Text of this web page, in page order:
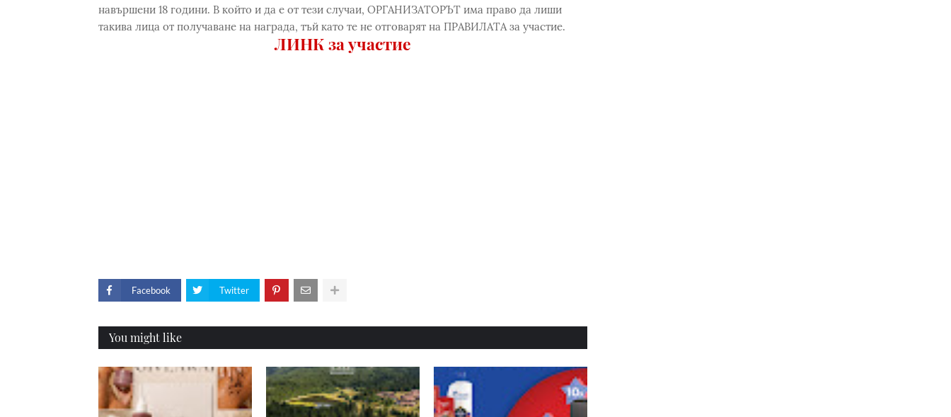
навършени 18 години. В който и да е от тези случаи, ОРГАНИЗАТОРЪТ има право да лиши
такива лица от получаване на награда, тъй като те не отговарят на ПРАВИЛАТА за участие.
ЛИНК за участие
Facebook Twitter
You might like